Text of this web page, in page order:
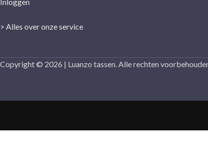
> Alles over onze service
Copyright © 2026 | Luanzo tassen. Alle rechten